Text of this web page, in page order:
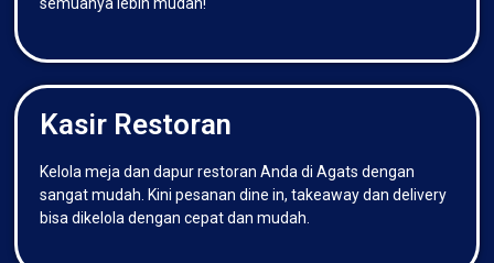
Kasir Restoran
Kelola meja dan dapur restoran Anda di Agats dengan
sangat mudah. Kini pesanan dine in, takeaway dan delivery
bisa dikelola dengan cepat dan mudah.